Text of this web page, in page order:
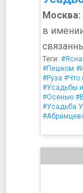
Москва:
в
Теги:
#Пешком
#Руза #Что
#Усадьбы
#Осенью
#Усадьба